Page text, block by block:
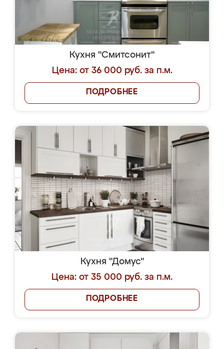
Кухня "Смитсонит"
Цена: от 36 000 руб. за п.м.
ПОДРОБНЕЕ
Кухня "Домус"
Цена: от 35 000 руб. за п.м.
ПОДРОБНЕЕ